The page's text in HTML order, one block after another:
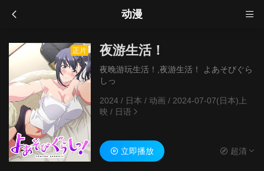
动漫
正片 夜游生活！
夜晚游玩生活！,夜游生活！ よあそびぐら
しっ
2024 / 日本 / 动画/ 2024-07-07(日本)上
映 / 日语
立即播放 超清